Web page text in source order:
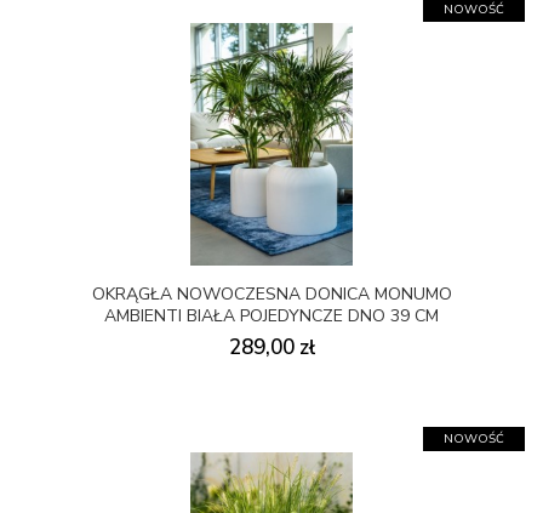
OKRĄGŁA NOWOCZESNA DONICA MONUMO
AMBIENTI BIAŁA POJEDYNCZE DNO 39 CM
289,00 zł
NOWOŚĆ
NOWOŚĆ